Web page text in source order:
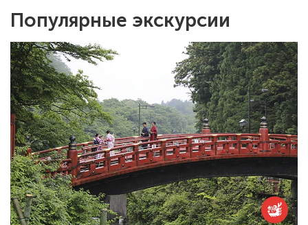
Популярные экскурсии